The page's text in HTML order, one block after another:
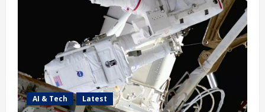
AI & Tech Latest